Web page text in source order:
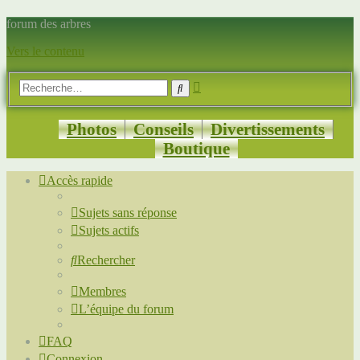
forum des arbres
Vers le contenu
Rechercher
Photos Conseils
Divertissements
Boutique
Accès rapide
Sujets sans réponse
Sujets actifs
Rechercher
Membres
L’équipe du forum
FAQ